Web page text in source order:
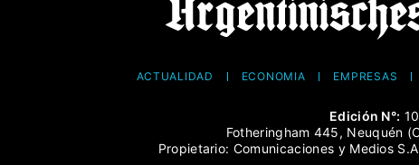
ACTUALIDAD ECONOMÍA EMPRESAS
Edición N°:
Fotheringham 445, Neuquén
Propietario: Comunicaciones y Medios